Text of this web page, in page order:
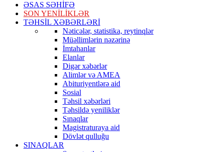
ƏSAS SƏHİFƏ
SON YENİLİKLƏR
TƏHSİL XƏBƏRLƏRİ
Nəticələr, statistika, reytinqlər
Müəllimlərin nəzərinə
İmtahanlar
Elanlar
Digər xəbərlər
Alimlər və AMEA
Abituriyentlərə aid
Sosial
Təhsil xəbərləri
Təhsildə yeniliklər
Sınaqlar
Magistraturaya aid
Dövlət qulluğu
SINAQLAR